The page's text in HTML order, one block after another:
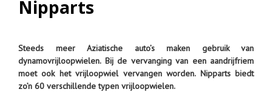
Nipparts
Steeds meer Aziatische auto’s maken gebruik van
dynamovrijloopwielen. Bij de vervanging van een aandrijfriem
moet ook het vrijloopwiel vervangen worden. Nipparts biedt
zo’n 60 verschillende typen vrijloopwielen.